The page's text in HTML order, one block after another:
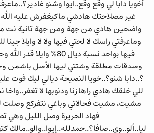
أخويا دابا لي وقع وقع..ايوا وشنو
غير مصلاحتك هادشي ماكيغفرش عليه الله
واضحين هادي من جهة ومن جهة تانية نت
وماعرفتي راسك لا لحتي فيها ولا لا وايلا
فيها بواحد نسبة ديال 80%
وصدقات مطلقة وشتتي ليها الأصل باشمن
؟..دابا شنو؟..خويا النصيحة ديالي ليك فوت
للي خلقك هادي راها زنا ودنوبها لا
مشيت، مشيت فحالاتي وباغي نتفركع وصلت
فهاد الحريرة وصل الليل وهي
ليا..ألو..وي..صافا؟..حمدلله..إيوا..والو..مالك